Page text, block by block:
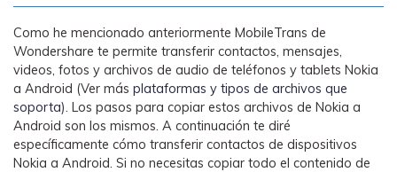
Apps
Mutsapper (Alias: Wutsapper)
Transfiere datos de WhatsApp y
WhatsApp Business sin restablecer los
valores de fábrica.
Como he mencionado anteriormente MobileTrans de
Wondershare te permite transferir contactos, mensajes,
videos, fotos y archivos de audio de teléfonos y tablets Nokia
a Android (Ver más plataformas y tipos de archivos que
soporta). Los pasos para copiar estos archivos de Nokia a
Android son los mismos. A continuación te diré
específicamente cómo transferir contactos de dispositivos
Nokia a Android. Si no necesitas copiar todo el contenido de